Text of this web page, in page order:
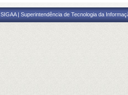
SIGAA | Superintendência de Tecnologia da